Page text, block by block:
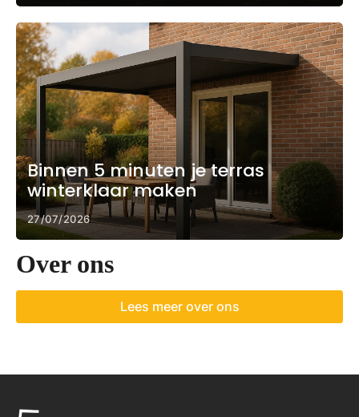
Binnen 5 minuten je terras
winterklaar maken
27/07/2026
Over ons
Lees meer over ons